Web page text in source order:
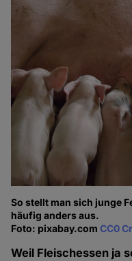
So stellt man sich junge
häufig anders aus.
Foto: pixabay.comCC0
Weil Fleischessen ja